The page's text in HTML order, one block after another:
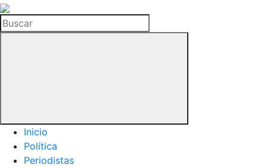
La
Hemeroteca
del
Buscar
Inicio
Política
Periodistas